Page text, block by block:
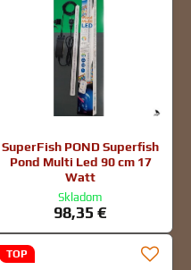
SuperFish POND Superfish
Pond Multi Led 90 cm 17
Watt
Skladom
98,35 €
TOP